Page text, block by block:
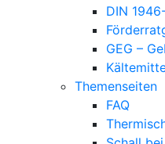
DIN
GEG –
Themenseiten
FAQ